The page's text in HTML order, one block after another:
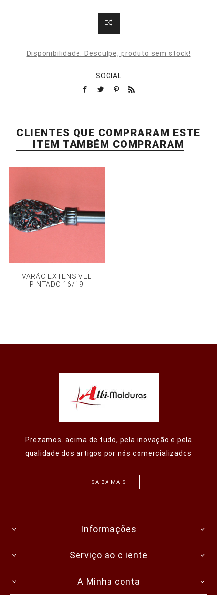
Disponibilidade: Desculpe, produto sem stock!
SOCIAL
CLIENTES QUE COMPRARAM ESTE
ITEM TAMBÉM COMPRARAM
VARÃO EXTENSÍVEL
PINTADO 16/19
Prezamos, acima de tudo, pela inovação e pela
qualidade dos artigos por nós comercializados
SAIBA MAIS
Informações
Serviço ao cliente
A Minha conta